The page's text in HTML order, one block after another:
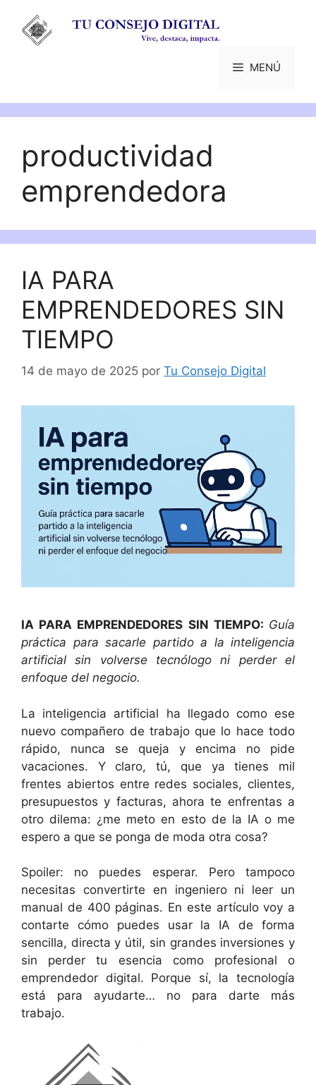
contenido
MENÚ
productividad
emprendedora
IA PARA
EMPRENDEDORES SIN
TIEMPO
14 de mayo de 2025 por Tu Consejo Digital
IA PARA EMPRENDEDORES SIN TIEMPO: Guía
práctica para sacarle partido a la inteligencia
artificial sin volverse tecnólogo ni perder el
enfoque del negocio.
La inteligencia artificial ha llegado como ese
nuevo compañero de trabajo que lo hace todo
rápido, nunca se queja y encima no pide
vacaciones. Y claro, tú, que ya tienes mil
frentes abiertos entre redes sociales, clientes,
presupuestos y facturas, ahora te enfrentas a
otro dilema: ¿me meto en esto de la IA o me
espero a que se ponga de moda otra cosa?
Spoiler: no puedes esperar. Pero tampoco
necesitas convertirte en ingeniero ni leer un
manual de 400 páginas. En este artículo voy a
contarte cómo puedes usar la IA de forma
sencilla, directa y útil, sin grandes inversiones y
sin perder tu esencia como profesional o
emprendedor digital. Porque sí, la tecnología
está para ayudarte… no para darte más
trabajo.